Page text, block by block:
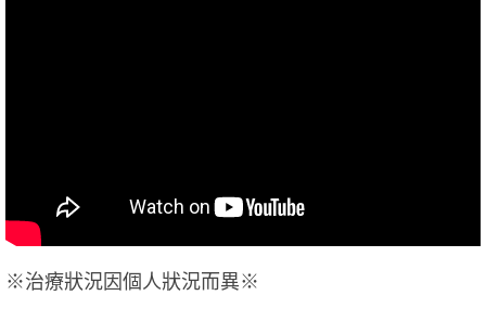
※治療狀況因個人狀況而異※